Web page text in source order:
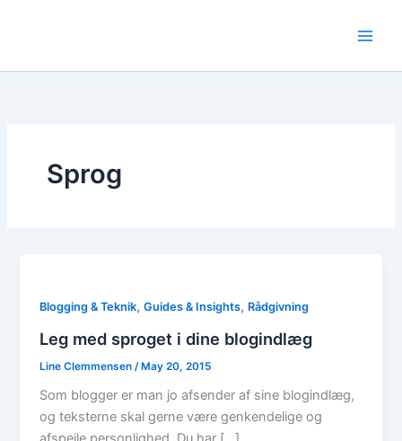
Sprog
Blogging & Teknik,Guides & Insights, Rådgivning
Leg med sproget i dine blogindlæg
Line Clemmensen /May 20, 2015
Som blogger er man jo afsender af sine blogindlæg,
og teksterne skal gerne være genkendelige og